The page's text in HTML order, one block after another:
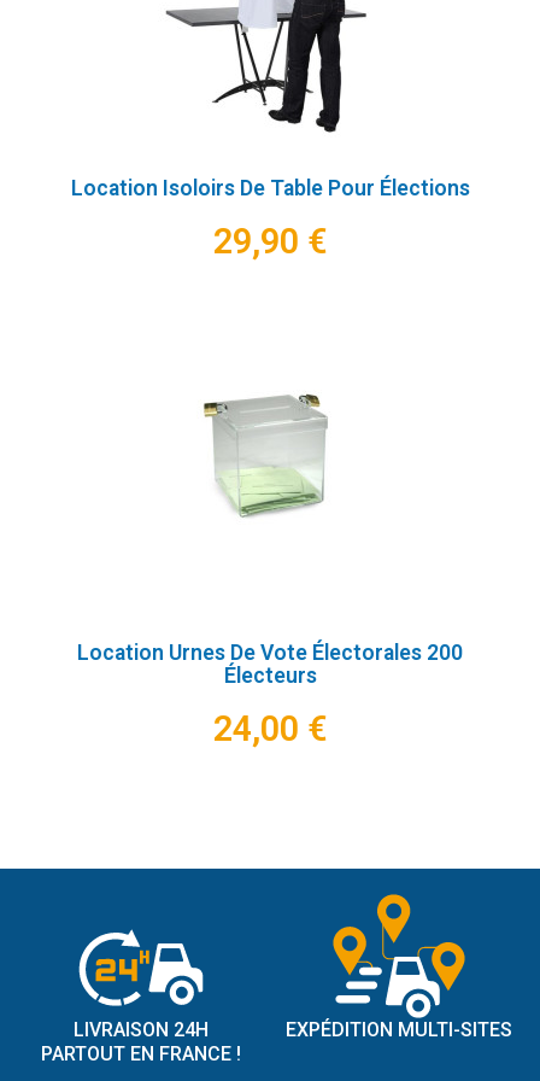
Location Isoloirs De Table Pour Élections
29,90 €
Location Urnes De Vote Électorales 200
Électeurs
24,00 €
LIVRAISON 24H
PARTOUT EN FRANCE !
EXPÉDITION MULTI-SITES